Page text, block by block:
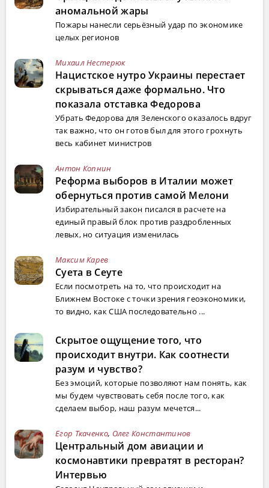
аномальной жары
Пожары нанесли серьёзный удар по экономике
целых регионов
Михаил Нестерюк
Нацистское нутро Украины перестает
скрываться даже формально. Что
показала отставка Федорова
Убрать Федорова для Зеленского оказалось вдруг
так важно, что он готов был для этого грохнуть
весь кабинет министров
Антон Копнин
Реформа выборов в Италии может
обернуться против самой Мелони
Избирательный закон писался в расчете на
единый правый блок против раздробленных
левых, но ситуация изменилась
Максим Карев
Суета в Сеуте
Если посмотреть на то, что происходит на
Ближнем Востоке с точки зрения геоэкономики,
то видно, как США последовательно ...
Скрытое ощущение того, что
происходит внутри. Как соотнести
разум и чувство?
Без эмоций, которые позволяют нам понять, как
мы будем чувствовать себя после того, как
сделаем выбор, наш разум мечется...
Егор Ткаченко, Олег Константинов
Центральный дом авиации и
космонавтики превратят в ресторан?
Интервью